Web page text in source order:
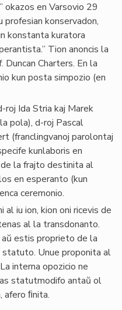
okazos en Varsovio 29
profesian konservadon,
konstanta kuratora
Tion anoncis la
Charters. En la
kun posta simpozio (en
Ida Stria kaj Marek
pola), d-roj Pascal
(franclingvanoj parolontaj
kunlaboris en
la frajto destinita al
en esperanto (kun
ceremonio.
al iu ion, kion oni ricevis de
al la transdonanto.
estis proprieto de la
Unue proponita al
interna opozicio ne
statutmodifo antaŭ ol
afero ﬁnita.